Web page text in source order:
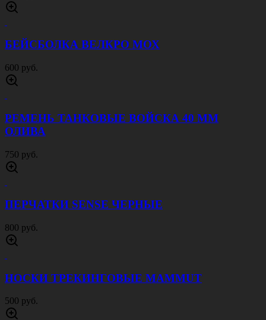
БЕЙСБОЛКА ВЕЛКРО МОХ
600 руб.
РЕМЕНЬ ТАНКОВЫЕ ВОЙСКА 40 ММ
ОЛИВА
750 руб.
ПЕРЧАТКИ SENSE ЧЕРНЫЕ
800 руб.
НОСКИ ТРЕКИНГОВЫЕ MAMMUT
500 руб.